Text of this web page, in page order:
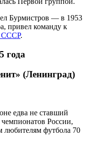
Бурмистров — в 1953
привел команду к
СССР.
года
(Ленинград)
едва не ставший
России,
любителям футбола 70